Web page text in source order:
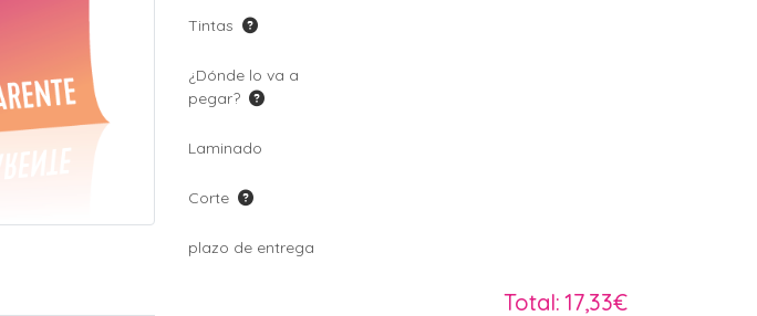
Tintas
¿Dónde lo va a
pegar?
Laminado
Corte
plazo de entrega
Total: 17,33€